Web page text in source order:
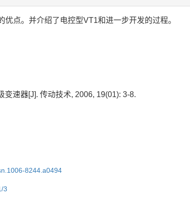
点。并介绍了电控型VT1和进一步开发的过程。
速器[J]. 传动技术, 2006, 19(01): 3-8.
8244.a0494
3